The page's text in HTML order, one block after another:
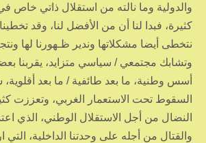
والدولية وما نالته من استقلال ذاتي خاص
كثيرة، فبدا لنا أن من الأفضل لنا، وقد
نتخطى أيضا مشكلاتها وندير ظـهورنا لها
وتشابك مجتمعي / سياسي متزايد، يقربنا
أسس وطنية، ما بعد طائفية / ما بعد
السقوط تحت الاستعمار الغربي، وتعززت
النضال من أجل الاستقلال الوطني، الذي
والقتال من أجله على وحدتنا الداخلية،